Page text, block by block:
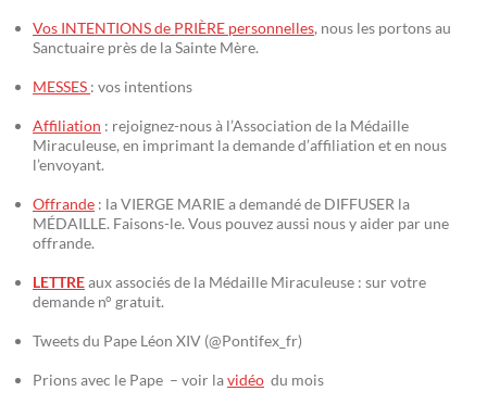
Vos INTENTIONS de PRIÈRE personnelles, nous les portons au
Sanctuaire près de la Sainte Mère.
MESSES : vos intentions
Affiliation : rejoignez-nous à l’Association de la Médaille
Miraculeuse, en imprimant la demande d’affiliation et en nous
l’envoyant.
Offrande : la VIERGE MARIE a demandé de DIFFUSER la
MÉDAILLE. Faisons-le. Vous pouvez aussi nous y aider par une
offrande.
LETTREaux associés de la Médaille Miraculeuse : sur votre
demande n° gratuit.
Tweets du Pape Léon XIV (@Pontifex_fr)
Prions avec le Pape – voir lavidéo du mois